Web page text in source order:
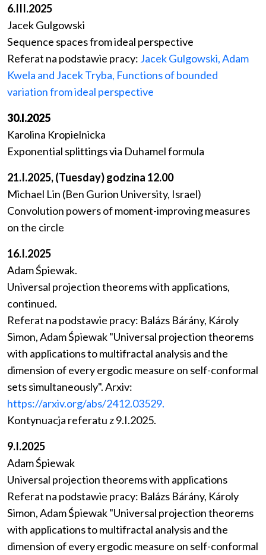
6.III.2025
Jacek Gulgowski
Sequence spaces from ideal perspective
Referat na podstawie pracy: Jacek Gulgowski, Adam
Kwela and Jacek Tryba, Functions of bounded
variation from ideal perspective
30.I.2025
Karolina Kropielnicka
Exponential splittings via Duhamel formula
21.I.2025, (Tuesday) godzina 12.00
Michael Lin (Ben Gurion University, Israel)
Convolution powers of moment-improving measures
on the circle
16.I.2025
Adam Śpiewak.
Universal projection theorems with applications,
continued.
Referat na podstawie pracy: Balázs Bárány, Károly
Simon, Adam Śpiewak "Universal projection theorems
with applications to multifractal analysis and the
dimension of every ergodic measure on self-conformal
sets simultaneously". Arxiv:
https://arxiv.org/abs/2412.03529.
Kontynuacja referatu z 9.I.2025.
9.I.2025
Adam Śpiewak
Universal projection theorems with applications
Referat na podstawie pracy: Balázs Bárány, Károly
Simon, Adam Śpiewak "Universal projection theorems
with applications to multifractal analysis and the
dimension of every ergodic measure on self-conformal